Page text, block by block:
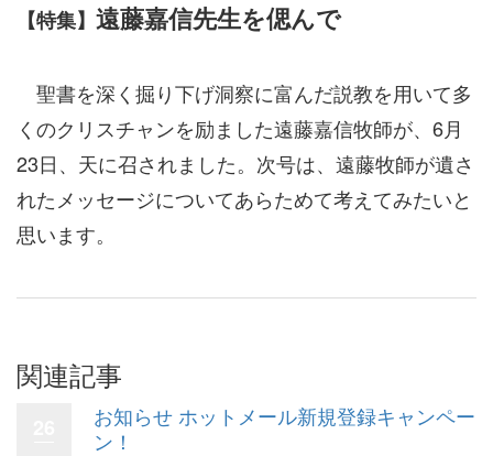
【特集】 遠藤嘉信先生を偲んで
聖書を深く掘り下げ洞察に富んだ説教を用いて多
くのクリスチャンを励ました遠藤嘉信牧師が、6月
23日、天に召されました。次号は、遠藤牧師が遺さ
れたメッセージについてあらためて考えてみたいと
思います。
関連記事
お知らせ ホットメール新規登録キャンペー
ン！